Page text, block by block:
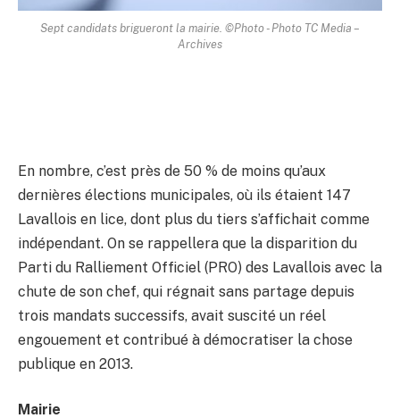
Sept candidats brigueront la mairie. ©Photo - Photo TC Media –
Archives
En nombre, c’est près de 50 % de moins qu’aux
dernières élections municipales, où ils étaient 147
Lavallois en lice, dont plus du tiers s’affichait comme
indépendant. On se rappellera que la disparition du
Parti du Ralliement Officiel (PRO) des Lavallois avec la
chute de son chef, qui régnait sans partage depuis
trois mandats successifs, avait suscité un réel
engouement et contribué à démocratiser la chose
publique en 2013.
Mairie